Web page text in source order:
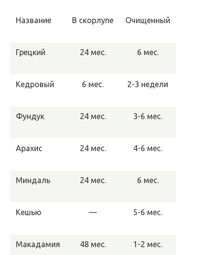
Название В скорлупе Очищенный
Грецкий 24 мес. 6 мес.
Кедровый 6 мес. 2-3 недели
Фундук 24 мес. 3-6 мес.
Арахис 24 мес. 4-6 мес.
Миндаль 24 мес. 6 мес.
Кешью — 5-6 мес.
Макадамия 48 мес. 1-2 мес.